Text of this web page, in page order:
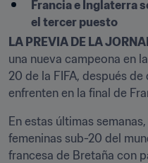
Francia e Inglaterra
el tercer puesto
LA PREVIA DE LA
una nueva campeona en
20 de la FIFA, después
enfrenten en la final de
En estas últimas
femeninas sub-20 del
francesa de Bretaña con